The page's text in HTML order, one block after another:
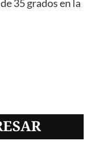
35 grados en la